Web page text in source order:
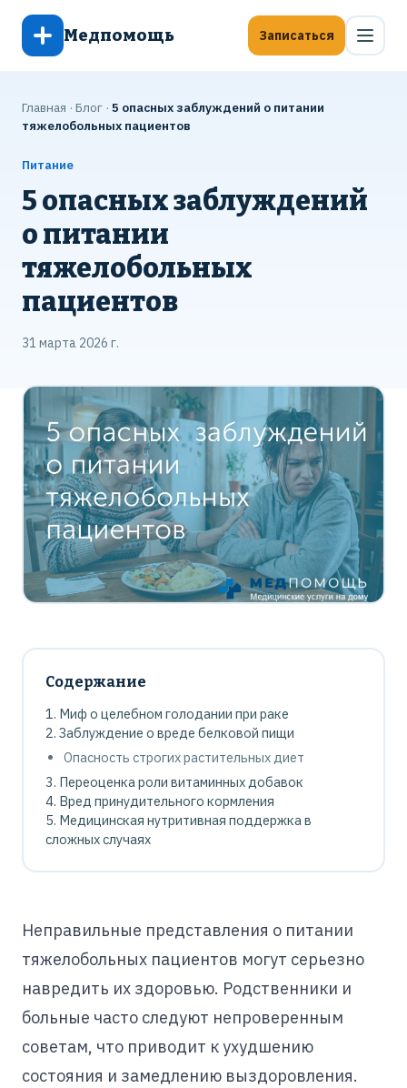
Медпомощь Записаться
Главная · Блог · 5 опасных заблуждений о питании
тяжелобольных пациентов
Питание
5 опасных заблуждений
о питании
тяжелобольных
пациентов
31 марта 2026 г.
Содержание
Миф о целебном голодании при раке
Заблуждение о вреде белковой пищи
Опасность строгих растительных диет
Переоценка роли витаминных добавок
Вред принудительного кормления
Медицинская нутритивная поддержка в
сложных случаях
Неправильные представления о питании
тяжелобольных пациентов могут серьезно
навредить их здоровью. Родственники и
больные часто следуют непроверенным
советам, что приводит к ухудшению
состояния и замедлению выздоровления.